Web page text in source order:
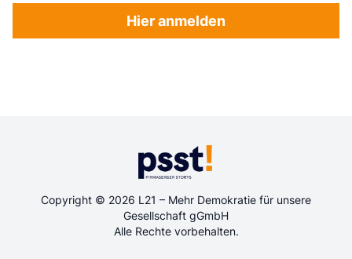
Hier anmelden
Copyright © 2026 L21 – Mehr Demokratie für unsere
Gesellschaft gGmbH
Alle Rechte vorbehalten.